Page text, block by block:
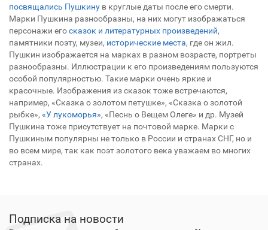
посвящались Пушкину в круглые даты после его смерти.
Марки Пушкина разнообразны, на них могут изображаться
персонажи егосказок и литературных произведений,
памятники поэту, музеи, исторические места, где он жил.
Пушкин изображается на марках в разном возрасте, портреты
разнообразны. Иллюстрации к его произведениям пользуются
особой популярностью. Такие марки очень яркие и
красочные. Изображения из сказок тоже встречаются,
например, «Сказка о золотом петушке», «Сказка о золотой
рыбке», «У лукоморья», «Песнь о Вещем Олеге» и др. Музей
Пушкина тоже присутствует на почтовой марке. Марки с
Пушкиным популярны не только в России и странах СНГ, но и
во всем мире, так как поэт золотого века уважаем во многих
странах.
Подписка на новости